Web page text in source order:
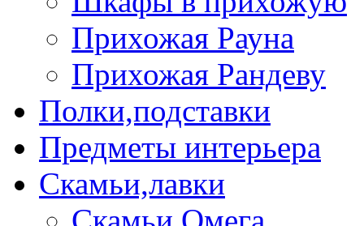
Прихожая Рауна
Прихожая Рандеву
Полки,подставки
Предметы интерьера
Скамьи,лавки